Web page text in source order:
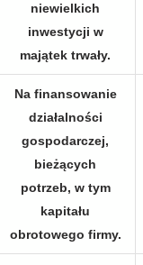
niewielkich
inwestycji w
majątek trwały.
Na finansowanie
działalności
gospodarczej,
bieżących
potrzeb, w tym
kapitału
obrotowego firmy.